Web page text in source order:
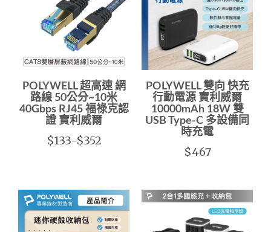
POLYWELL 超高速 網
路線 50公分~10米
40Gbps RJ45 福祿克認
證 寶利威爾
$133-$352
POLYWELL 雙向 快充
行動電源 寶利威爾
10000mAh 18W 雙
USB Type-C 多設備同
時充電
$467